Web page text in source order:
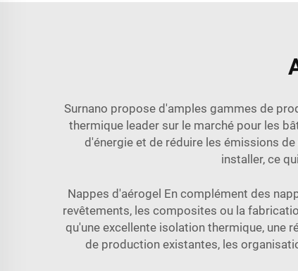
Surnano propose d'amples gammes de
thermique leader sur le marché pour les
d'énergie et de réduire les émissions
installer, ce
Nappes d'aérogel En complément des
revêtements, les composites ou la
qu'une excellente isolation thermique, une
de production existantes, les